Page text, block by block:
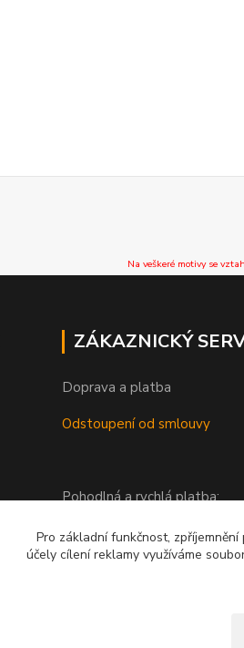
Na veškeré motivy se
ZÁKAZNICKÝ
Doprava a platba
Odstoupení od smlouvy
Pohodlná a rychlá platba:
Pro základní funkčnost,
účely cílení reklamy využíváme